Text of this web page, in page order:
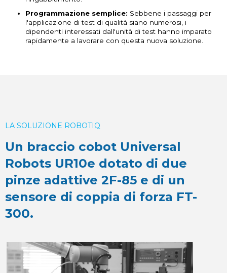
Programmazione semplice: Sebbene i passaggi per
l'applicazione di test di qualità siano numerosi, i
dipendenti interessati dall'unità di test hanno imparato
rapidamente a lavorare con questa nuova soluzione.
LA SOLUZIONE ROBOTIQ
Un braccio cobot Universal
Robots UR10e dotato di due
pinze adattive 2F-85 e di un
sensore di coppia di forza FT-
300.